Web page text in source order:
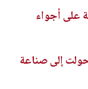
على أجواء
إلى صناعة